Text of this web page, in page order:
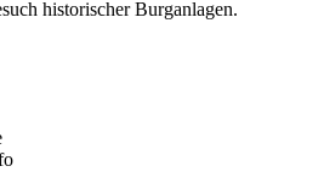
historischer Burganlagen.